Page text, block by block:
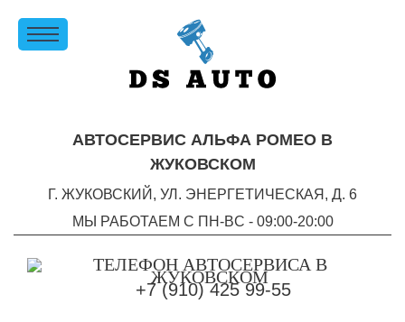
АВТОСЕРВИС АЛЬФА РОМЕО В
ЖУКОВСКОМ
Г. ЖУКОВСКИЙ, УЛ. ЭНЕРГЕТИЧЕСКАЯ, Д. 6
МЫ РАБОТАЕМ С ПН-ВC - 09:00-20:00
+7 (910) 425 99-55